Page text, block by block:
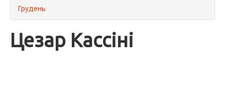
Грудень
Цезар Кассіні